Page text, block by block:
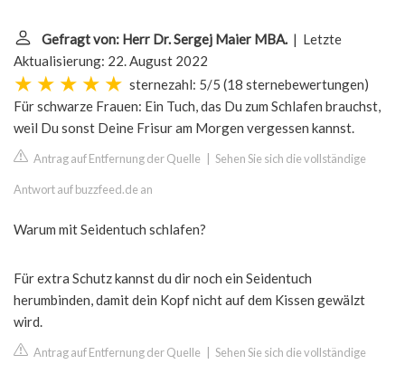
Gefragt von: Herr Dr. Sergej Maier MBA. | Letzte
Aktualisierung: 22. August 2022
sternezahl: 5/5 (18 sternebewertungen)
Für schwarze Frauen: Ein Tuch, das Du zum Schlafen brauchst,
weil Du sonst Deine Frisur am Morgen vergessen kannst.
Antrag auf Entfernung der Quelle Sehen Sie sich die vollständige
Antwort auf buzzfeed.de an
Warum mit Seidentuch schlafen?
Für extra Schutz kannst du dir noch ein Seidentuch
herumbinden, damit dein Kopf nicht auf dem Kissen gewälzt
wird.
Antrag auf Entfernung der Quelle Sehen Sie sich die vollständige